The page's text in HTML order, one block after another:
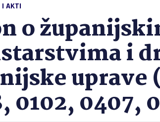
I AKTI
o
i
0102, 0407,